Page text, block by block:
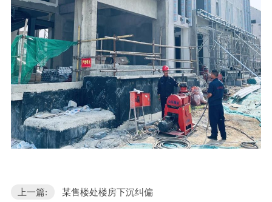
上一篇: 某售楼处楼房下沉纠偏